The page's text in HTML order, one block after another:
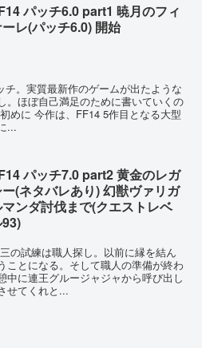
パッチ6.0 part1 暁月のフィ
レ(パッチ6.0) 開始
。実質最新作のゲームが出たような
。ほぼ自己満足のために書いていくの
めに 今作は、FF14 5作目となる大型
...
パッチ7.0 part2 黄金のレガ
(ネタバレあり) 幻獣ヴァリガ
ンダ討伐まで(クエストレベ
の試練は職人探し。以前に縁を結ん
ことになる。そして職人の準備が終わ
中に連王グルージャジャから呼び出し
せてくれと...